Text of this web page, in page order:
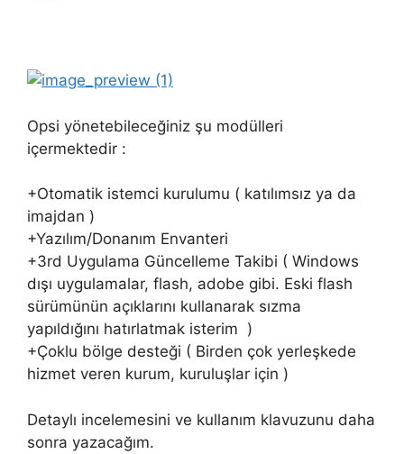
Opsi yönetebileceğiniz şu modülleri
içermektedir :
+Otomatik istemci kurulumu ( katılımsız ya da
imajdan )
+Yazılım/Donanım Envanteri
+3rd Uygulama Güncelleme Takibi ( Windows
dışı uygulamalar, flash, adobe gibi. Eski flash
sürümünün açıklarını kullanarak sızma
yapıldığını hatırlatmak isterim )
+Çoklu bölge desteği ( Birden çok yerleşkede
hizmet veren kurum, kuruluşlar için )
Detaylı incelemesini ve kullanım klavuzunu daha
sonra yazacağım.